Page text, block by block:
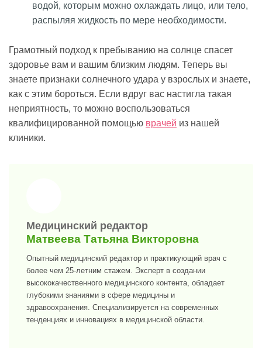
водой, которым можно охлаждать лицо, или тело,
распыляя жидкость по мере необходимости.
Грамотный подход к пребыванию на солнце спасет
здоровье вам и вашим близким людям. Теперь вы
знаете признаки солнечного удара у взрослых и знаете,
как с этим бороться. Если вдруг вас настигла такая
неприятность, то можно воспользоваться
квалифицированной помощью врачей из нашей
клиники.
>
Медицинский редактор
Матвеева Татьяна Викторовна
Опытный медицинский редактор и практикующий врач с
более чем 25-летним стажем. Эксперт в создании
высококачественного медицинского контента, обладает
глубокими знаниями в сфере медицины и
здравоохранения. Специализируется на современных
тенденциях и инновациях в медицинской области.